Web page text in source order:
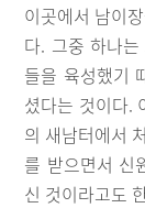
이곳에서 남이
다. 그중 하나
들을 육성했기
셨다는 것이다.
의 새남터에서
를 받으면서 신
신 것이라고도